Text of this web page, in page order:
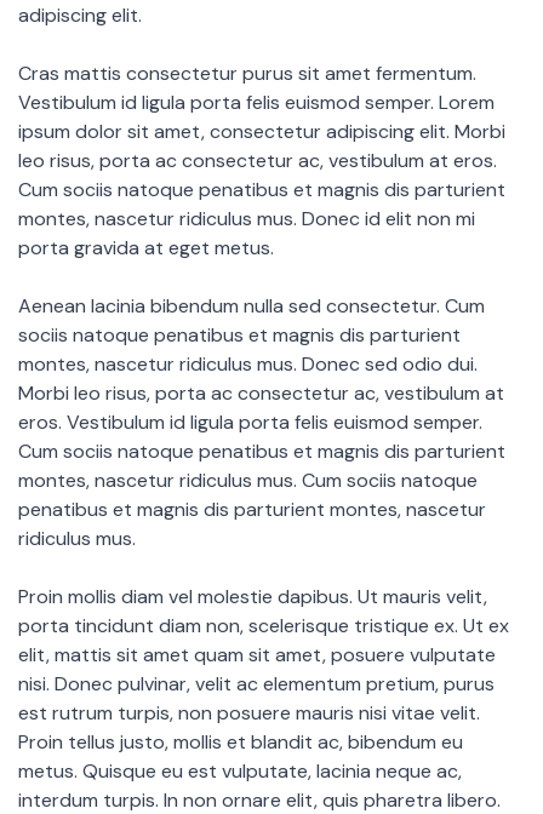
adipiscing elit.
Cras mattis consectetur purus sit amet fermentum.
Vestibulum id ligula porta felis euismod semper. Lorem
ipsum dolor sit amet, consectetur adipiscing elit. Morbi
leo risus, porta ac consectetur ac, vestibulum at eros.
Cum sociis natoque penatibus et magnis dis parturient
montes, nascetur ridiculus mus. Donec id elit non mi
porta gravida at eget metus.
Aenean lacinia bibendum nulla sed consectetur. Cum
sociis natoque penatibus et magnis dis parturient
montes, nascetur ridiculus mus. Donec sed odio dui.
Morbi leo risus, porta ac consectetur ac, vestibulum at
eros. Vestibulum id ligula porta felis euismod semper.
Cum sociis natoque penatibus et magnis dis parturient
montes, nascetur ridiculus mus. Cum sociis natoque
penatibus et magnis dis parturient montes, nascetur
ridiculus mus.
Proin mollis diam vel molestie dapibus. Ut mauris velit,
porta tincidunt diam non, scelerisque tristique ex. Ut ex
elit, mattis sit amet quam sit amet, posuere vulputate
nisi. Donec pulvinar, velit ac elementum pretium, purus
est rutrum turpis, non posuere mauris nisi vitae velit.
Proin tellus justo, mollis et blandit ac, bibendum eu
metus. Quisque eu est vulputate, lacinia neque ac,
interdum turpis. In non ornare elit, quis pharetra libero.